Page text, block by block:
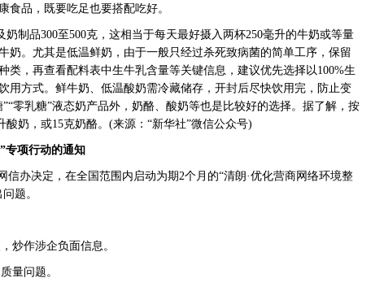
品，既要吃足也要搭配吃好。
品300至500克，这相当于每天最好摄入两杯250毫升的牛奶或等量
。尤其是低温鲜奶，由于一般只经过杀死致病菌的简单工序，保留
，再查看配料表中生牛乳含量等关键信息，建议优先选择以100%生
方式。鲜牛奶、低温酸奶需冷藏储存，开封后尽快饮用完，防止变
零乳糖”液态奶产品外，奶酪、酸奶等也是比较好的选择。据了解，按
奶，或15克奶酪。(来源：“新华社”微信公众号)
专项行动的通知
办决定，在全国范围内启动为期2个月的“清朗·优化营商网络环境整
题。
作涉企负面信息。
量问题。